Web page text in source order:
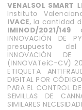
VENALSOL SMART
Instituto
IVACE, la cantidad
IMINOD/2021/149
INNOVACIÓN DE
presupuesto
INNOVACIÓN DE
(INNOVATeiC-CV)
ETIQUETA
DIGITAL POR
PARA EL CONTROL
SEMILLAS DE
SIMILARES